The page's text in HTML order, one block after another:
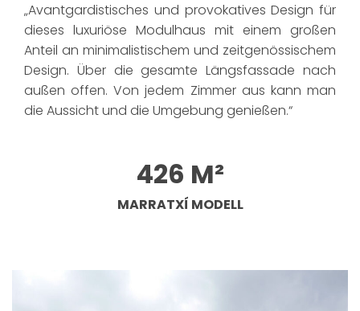
„Avantgardistisches und provokatives Design für
dieses luxuriöse Modulhaus mit einem großen
Anteil an minimalistischem und zeitgenössischem
Design. Über die gesamte Längsfassade nach
außen offen. Von jedem Zimmer aus kann man
die Aussicht und die Umgebung genießen.“
426 M²
MARRATXÍ MODELL